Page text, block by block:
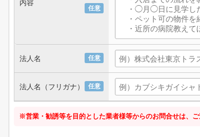
任意
内容
任意
法人名
任意
法人名（フリガナ）
※営業・勧誘等を目的とした業者様等からのお問合せは、ご